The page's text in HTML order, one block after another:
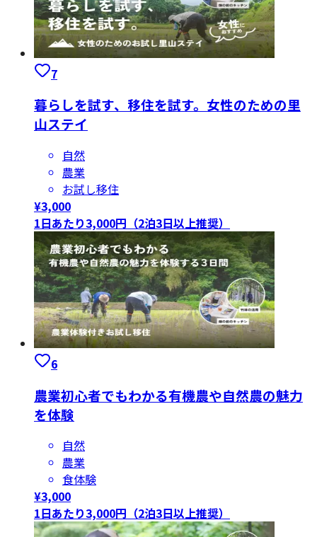
7
暮らしを試す、移住を試す。女性のための里
山ステイ
自然
農業
お試し移住
¥3,000
1日あたり3,000円（2泊3日以上推奨）
6
農業初心者でもわかる有機農や自然農の魅力
を体験
自然
農業
食体験
¥3,000
1日あたり3,000円（2泊3日以上推奨）